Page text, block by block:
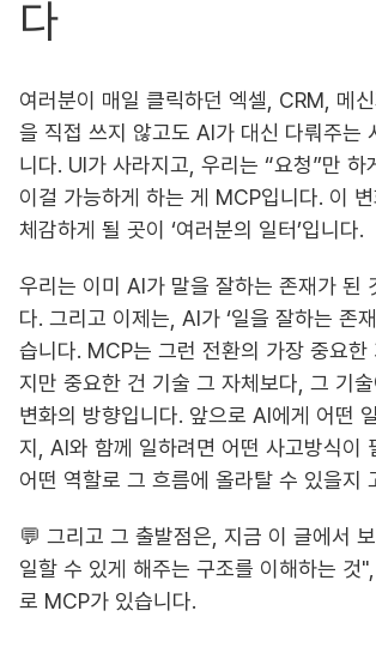
다
여러분이 매일 클릭하던 엑셀, CRM, 메
을 직접 쓰지 않고도 AI가 대신 다뤄주는
니다. UI가 사라지고, 우리는 “요청”만 하
이걸 가능하게 하는 게 MCP입니다. 이
체감하게 될 곳이 ‘여러분의 일터’입니다.
우리는 이미 AI가 말을 잘하는 존재가 된
다. 그리고 이제는, AI가 ‘일을 잘하는 존
습니다. MCP는 그런 전환의 가장 중요한
지만 중요한 건 기술 그 자체보다, 그 기
변화의 방향입니다. 앞으로 AI에게 어떤
지, AI와 함께 일하려면 어떤 사고방식이
어떤 역할로 그 흐름에 올라탈 수 있을지
💬 그리고 그 출발점은, 지금 이 글에서
일할 수 있게 해주는 구조를 이해하는 것
로 MCP가 있습니다.